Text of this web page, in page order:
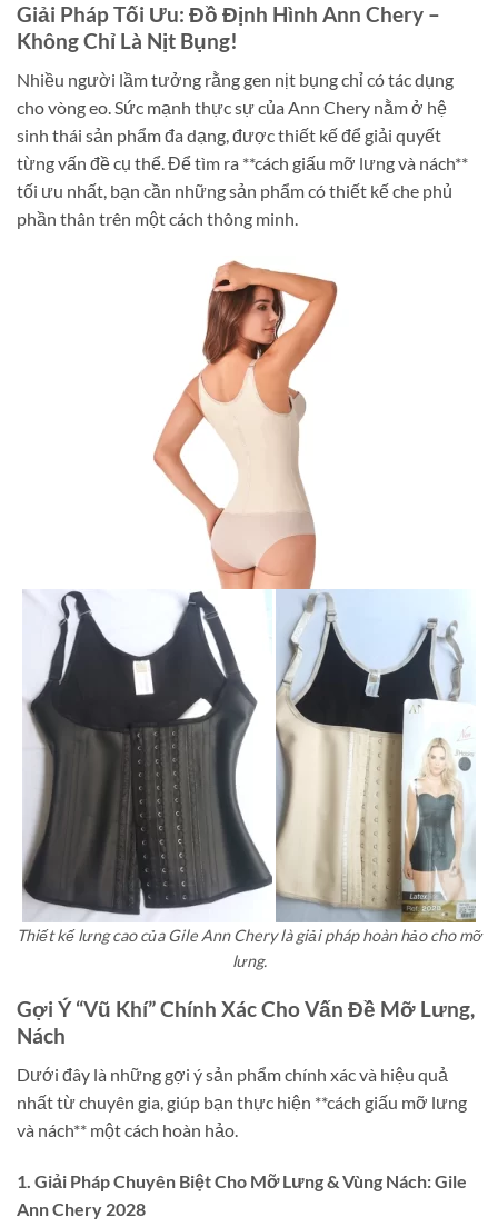
Giải Pháp Tối Ưu: Đồ Định Hình Ann Chery –
Không Chỉ Là Nịt Bụng!
Nhiều người lầm tưởng rằng gen nịt bụng chỉ có tác dụng
cho vòng eo. Sức mạnh thực sự của Ann Chery nằm ở hệ
sinh thái sản phẩm đa dạng, được thiết kế để giải quyết
từng vấn đề cụ thể. Để tìm ra **cách giấu mỡ lưng và nách**
tối ưu nhất, bạn cần những sản phẩm có thiết kế che phủ
phần thân trên một cách thông minh.
Thiết kế lưng cao của Gile Ann Chery là giải pháp hoàn hảo cho mỡ
lưng.
Gợi Ý “Vũ Khí” Chính Xác Cho Vấn Đề Mỡ Lưng,
Nách
Dưới đây là những gợi ý sản phẩm chính xác và hiệu quả
nhất từ chuyên gia, giúp bạn thực hiện **cách giấu mỡ lưng
và nách** một cách hoàn hảo.
1. Giải Pháp Chuyên Biệt Cho Mỡ Lưng & Vùng Nách: Gile
Ann Chery 2028